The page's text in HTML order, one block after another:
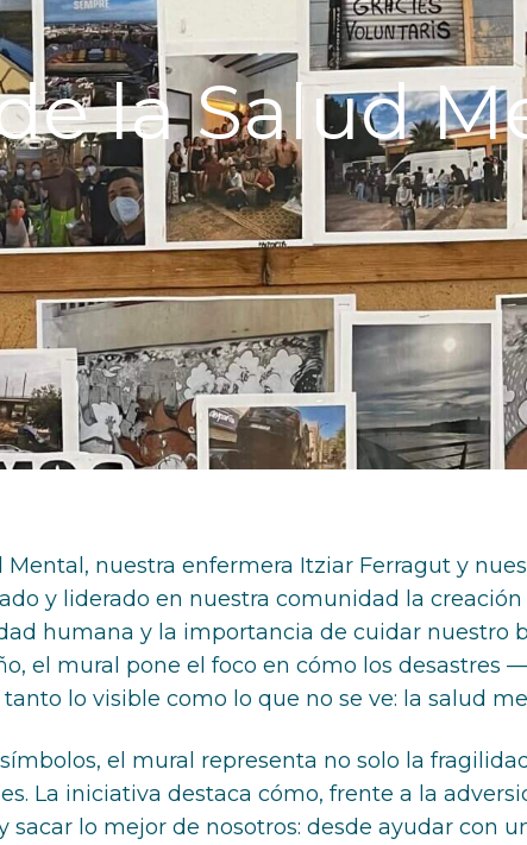
la Salud
nuestra enfermera Itziar Ferragut y
y liderado en nuestra comunidad la
humana y la importancia de cuidar nuestro
el mural pone el foco en cómo los desastres
lo visible como lo que no se ve: la salud
el mural representa no solo la
La iniciativa destaca cómo, frente a la
sacar lo mejor de nosotros: desde ayudar con